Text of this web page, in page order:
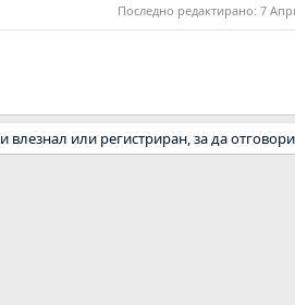
Последно редактирано: 7
влезнал или регистриран, за да